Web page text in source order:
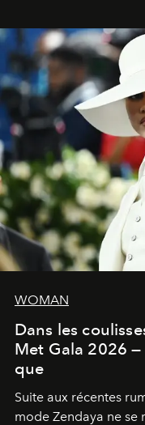
WOMAN
Dans les
Met Gala 2026
que
Suite aux récentes
mode Zendaya ne se